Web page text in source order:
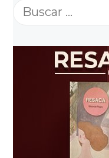
Buscar: